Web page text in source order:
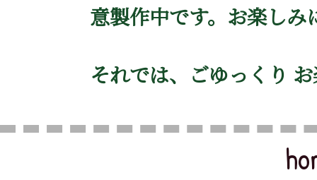
意製作中です。お楽しみ
それでは、ごゆっくり